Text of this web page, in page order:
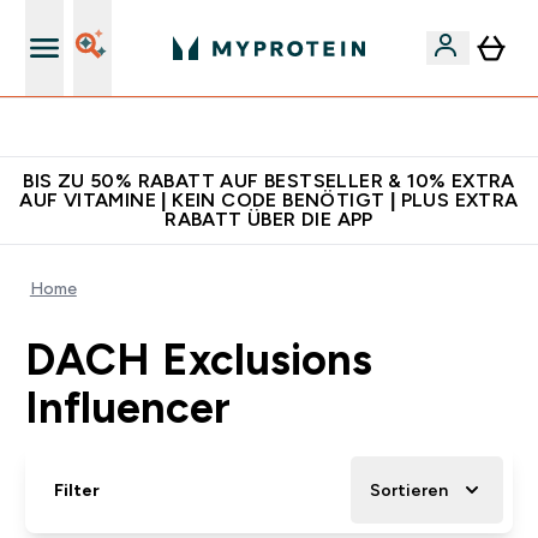
BIS ZU 50% RABATT AUF BESTSELLER & 10% EXTRA
AUF VITAMINE | KEIN CODE BENÖTIGT | PLUS EXTRA
RABATT ÜBER DIE APP
Home
DACH Exclusions
Influencer
Filter Sortieren